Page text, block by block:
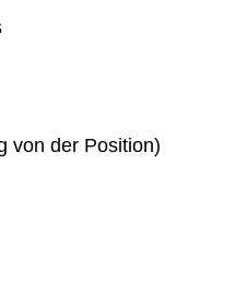
von der Position)